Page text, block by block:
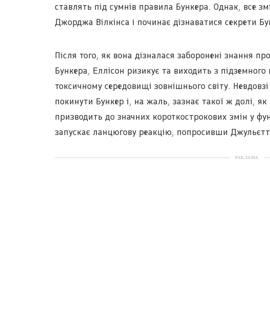
ставлять під сумнів правила Бункера. Однак, все
Джорджа Вілкінса і починає дізнаватися секрети
Після того, як вона дізналася заборонені знання
Бункера, Еллісон ризикує та виходить з
токсичному середовищі зовнішнього світу.
покинути Бункер і, на жаль, зазнає такої ж долі,
призводить до значних короткострокових змін у
запускає ланцюгову реакцію, попросивши
РЕКЛАМА